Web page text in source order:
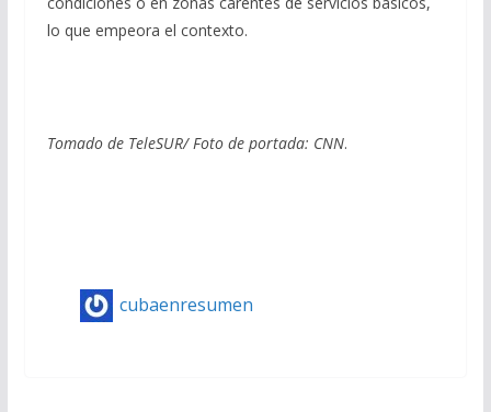
lo que empeora el contexto.
Tomado de TeleSUR/ Foto de portada: CNN.
cubaenresumen